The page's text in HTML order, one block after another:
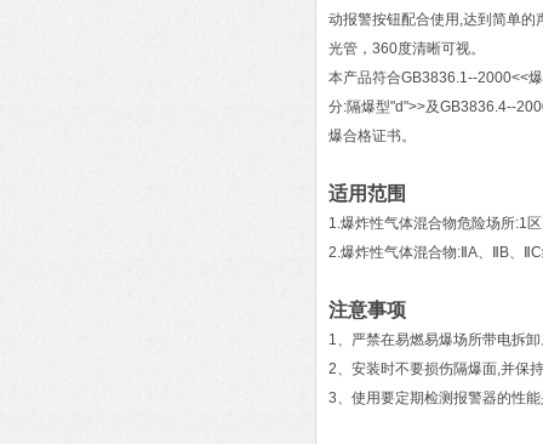
动报警按钮配合使用,达到简单
光管，360度清晰可视。
本产品符合GB3836.1--2000<<
分:隔爆型"d">>及GB3836.4--
爆合格证书。
适用范围
1.爆炸性气体混合物危险场所:1
2.爆炸性气体混合物:ⅡA、ⅡB、
注意事项
1、严禁在易燃易爆场所带电拆
2、安装时不要损伤隔爆面,并保
3、使用要定期检测报警器的性